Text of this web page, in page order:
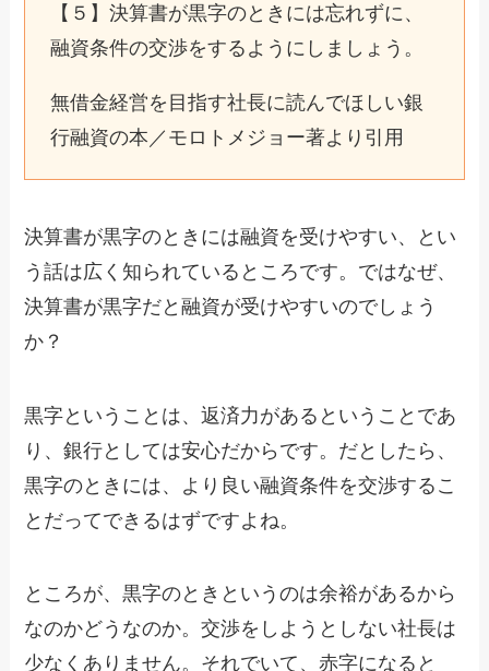
【５】決算書が黒字のときには忘れずに、
融資条件の交渉をするようにしましょう。
無借金経営を目指す社長に読んでほしい銀
行融資の本／モロトメジョー著より引用
決算書が黒字のときには融資を受けやすい、とい
う話は広く知られているところです。ではなぜ、
決算書が黒字だと融資が受けやすいのでしょう
か？
黒字ということは、返済力があるということであ
り、銀行としては安心だからです。だとしたら、
黒字のときには、より良い融資条件を交渉するこ
とだってできるはずですよね。
ところが、黒字のときというのは余裕があるから
なのかどうなのか。交渉をしようとしない社長は
少なくありません。それでいて、赤字になると